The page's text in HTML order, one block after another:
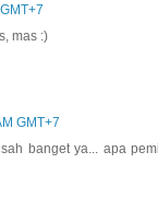
mas :)
GMT+7
banget ya... apa